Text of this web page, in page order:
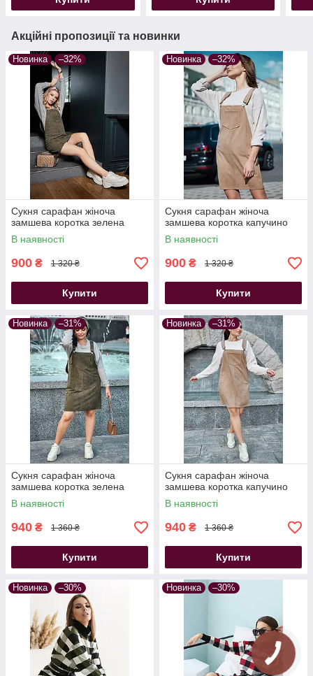
Акційні пропозиції та новинки
Новинка –32%
Сукня сарафан жіноча
замшева коротка зелена
В наявності
900 ₴ 1 320 ₴
Купити
Новинка –32%
Сукня сарафан жіноча
замшева коротка капучино
В наявності
900 ₴ 1 320 ₴
Купити
Новинка –31%
Сукня сарафан жіноча
замшева коротка зелена
В наявності
940 ₴ 1 360 ₴
Купити
Новинка –31%
Сукня сарафан жіноча
замшева коротка капучино
В наявності
940 ₴ 1 360 ₴
Купити
Новинка –30% Новинка –30%